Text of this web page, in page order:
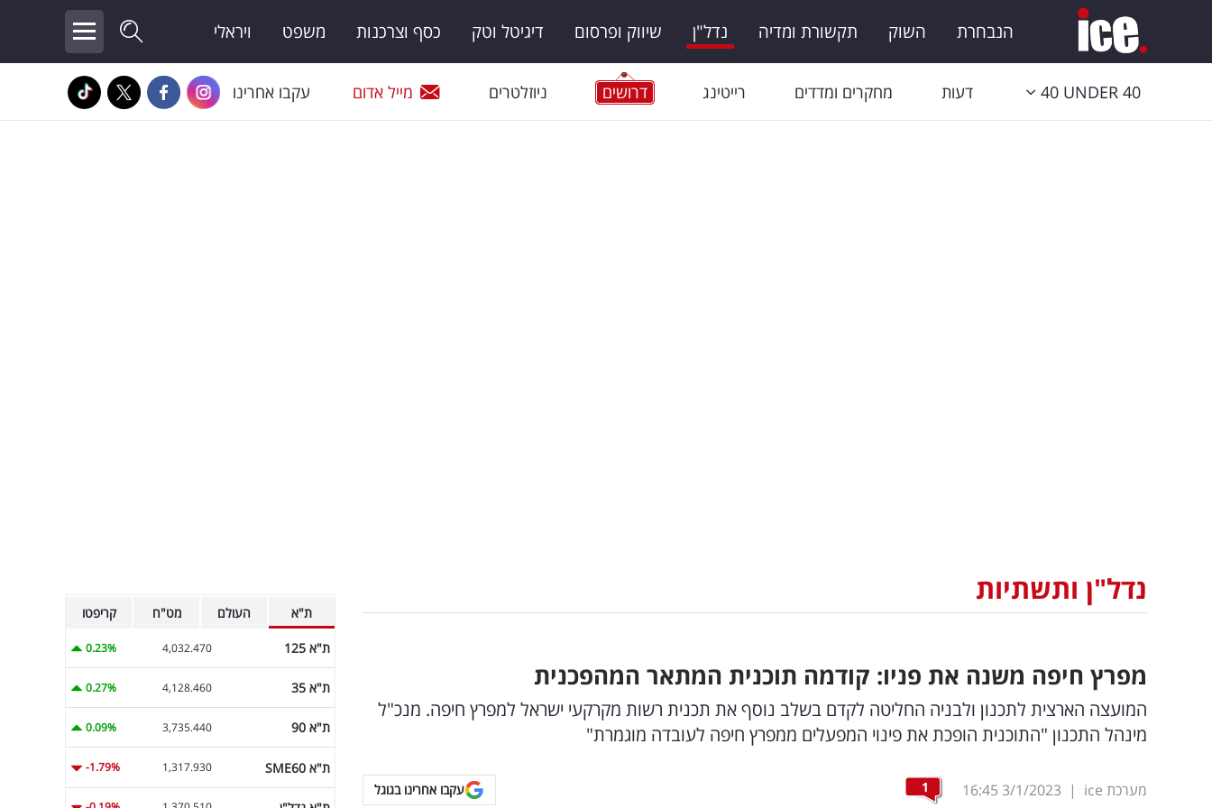
הנבחרת השוק תקשורת ומדיה נדל"ן שיווק ופרסום דיגיטל וטק כסף וצרכנות משפט ויראלי
40 UNDER 40 דעות מחקרים ומדדים רייטינג דרושים ניוזלטרים מייל אדום עקבו אחרינו
נדל"ן ותשתיות
מפרץ חיפה משנה את פניו: קודמה תוכנית המתאר המהפכנית
המועצה הארצית לתכנון ולבניה החליטה לקדם בשלב נוסף את תכנית רשות מקרקעי ישראל למפרץ חיפה. מנכ"ל
מינהל התכנון "התוכנית הופכת את פינוי המפעלים ממפרץ חיפה לעובדה מוגמרת"
מערכת ice |
3/1/2023
16:45
1 עקבו אחרינו בגוגל
ת"א העולם מט"ח קריפטו
ת"א 125 4,032.470
0.23%
ת"א 35 4,128.460
0.27%
ת"א 90 3,735.440
0.09%
ת"א SME60 1,317.930
-1.79%